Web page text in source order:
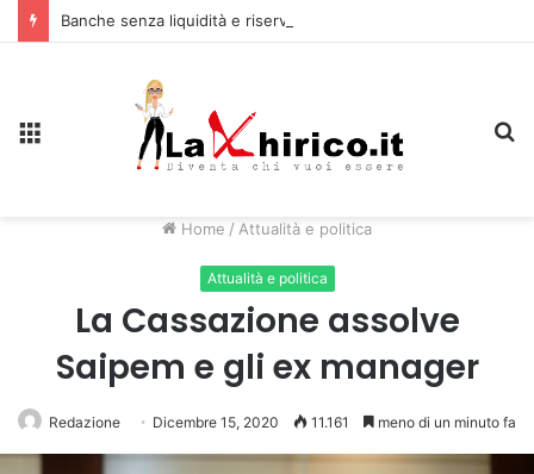
Home / Attualità e politica
Attualità e politica
La Cassazione assolve
Saipem e gli ex manager
Redazione Dicembre 15, 2020 11.161 meno di un minuto fa